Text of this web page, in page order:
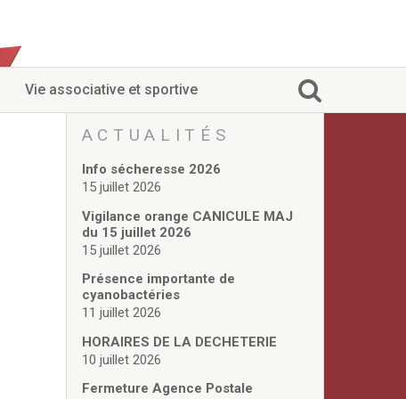
Vie associative et sportive
ACTUALITÉS
Info sécheresse 2026
15 juillet 2026
Vigilance orange CANICULE MAJ
du 15 juillet 2026
15 juillet 2026
Présence importante de
cyanobactéries
11 juillet 2026
HORAIRES DE LA DECHETERIE
10 juillet 2026
Fermeture Agence Postale